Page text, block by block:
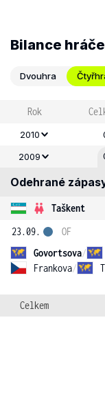
Bilance hráče
Dvouhra
Rok
2010
2009
Odehrané
Taškent
23.09.
Govortsova/
Frankova/
OF
Celkem